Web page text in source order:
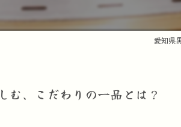
愛知県
む、こだわりの一品とは？